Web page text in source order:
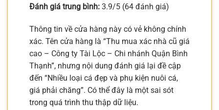
Đánh giá trung bình: 3.9/5 (64 đánh giá)
Thông tin về cửa hàng này có vẻ không chính
xác. Tên cửa hàng là “Thu mua xác nhà cũ giá
cao – Công ty Tài Lộc – Chi nhánh Quận Bình
Thạnh”, nhưng nội dung đánh giá lại đề cập
đến “Nhiều loại cá đẹp và phụ kiện nuôi cá,
giá phải chăng”. Có thể đây là một sai sót
trong quá trình thu thập dữ liệu.